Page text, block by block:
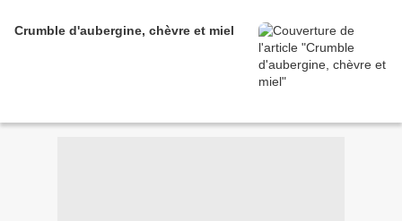
Crumble d'aubergine, chèvre et miel